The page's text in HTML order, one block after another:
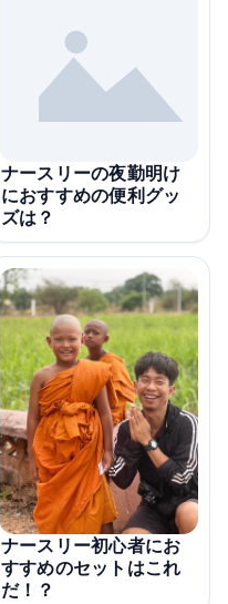
ナースリーの夜勤明け
におすすめの便利グッ
ズは？
ナースリー初心者にお
すすめのセットはこれ
だ！？